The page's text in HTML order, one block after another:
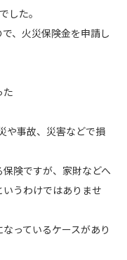
した。
、火災保険金を申請し
た
や事故、災害などで損
険ですが、家財などへ
うわけではありませ
っているケースがあり